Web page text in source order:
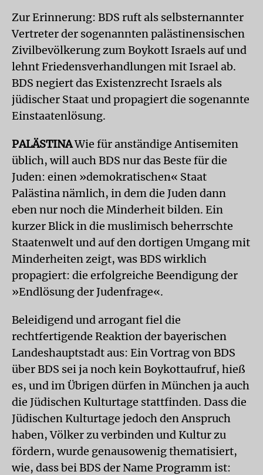
Zur Erinnerung: BDS ruft als selbsternannter
Vertreter der sogenannten palästinensischen
Zivilbevölkerung zum Boykott Israels auf und
lehnt Friedensverhandlungen mit Israel ab.
BDS negiert das Existenzrecht Israels als
jüdischer Staat und propagiert die sogenannte
Einstaatenlösung.
PALÄSTINAWie für anständige Antisemiten
üblich, will auch BDS nur das Beste für die
Juden: einen »demokratischen« Staat
Palästina nämlich, in dem die Juden dann
eben nur noch die Minderheit bilden. Ein
kurzer Blick in die muslimisch beherrschte
Staatenwelt und auf den dortigen Umgang mit
Minderheiten zeigt, was BDS wirklich
propagiert: die erfolgreiche Beendigung der
»Endlösung der Judenfrage«.
Beleidigend und arrogant fiel die
rechtfertigende Reaktion der bayerischen
Landeshauptstadt aus: Ein Vortrag von BDS
über BDS sei ja noch kein Boykottaufruf, hieß
es, und im Übrigen dürfen in München ja auch
die Jüdischen Kulturtage stattfinden. Dass die
Jüdischen Kulturtage jedoch den Anspruch
haben, Völker zu verbinden und Kultur zu
fördern, wurde genausowenig thematisiert,
wie, dass bei BDS der Name Programm ist: